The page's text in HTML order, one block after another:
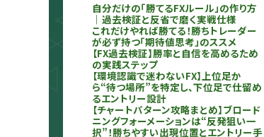
自分だけの「勝てるFXルール」の作り方
｜過去検証と反省で磨く実戦仕様
これだけやれば勝てる！勝ちトレーダー
が必ず持つ「期待値思考」のススメ
【FX過去検証】勝率と自信を高めるため
の実践ステップ
【環境認識で迷わないFX】上位足か
ら“待つ場所”を特定し、下位足で仕留め
るエントリー設計
【チャートパターン攻略まとめ】ブロード
ニングフォーメーションは“反発狙い一
択”！勝ちやすい出現位置とエントリー手